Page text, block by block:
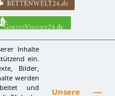
Inhalte
ein.
Bilder,
werden
und
Unsere